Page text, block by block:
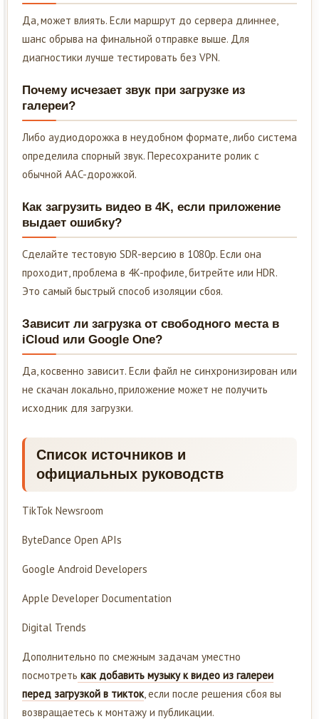
Да, может влиять. Если маршрут до сервера длиннее,
шанс обрыва на финальной отправке выше. Для
диагностики лучше тестировать без VPN.
Почему исчезает звук при загрузке из
галереи?
Либо аудиодорожка в неудобном формате, либо система
определила спорный звук. Пересохраните ролик с
обычной AAC-дорожкой.
Как загрузить видео в 4K, если приложение
выдает ошибку?
Сделайте тестовую SDR-версию в 1080p. Если она
проходит, проблема в 4K-профиле, битрейте или HDR.
Это самый быстрый способ изоляции сбоя.
Зависит ли загрузка от свободного места в
iCloud или Google One?
Да, косвенно зависит. Если файл не синхронизирован или
не скачан локально, приложение может не получить
исходник для загрузки.
Список источников и
официальных руководств
TikTok Newsroom
ByteDance Open APIs
Google Android Developers
Apple Developer Documentation
Digital Trends
Дополнительно по смежным задачам уместно
посмотреть как добавить музыку к видео из галереи
перед загрузкой в тикток, если после решения сбоя вы
возвращаетесь к монтажу и публикации.